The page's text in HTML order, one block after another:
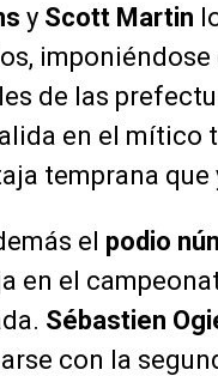
y Scott Martin
de las
en el mítico
temprana que
el podio
en el
Sébastien
con la